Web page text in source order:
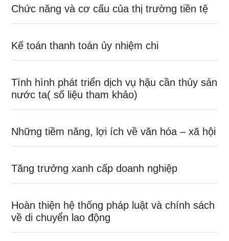
Chức năng và cơ cấu của thị trường tiền tệ
Kế toán thanh toán ủy nhiệm chi
Tình hình phát triển dịch vụ hậu cần thủy sản
nước ta( số liệu tham khảo)
Những tiềm năng, lợi ích về văn hóa – xã hội
Tăng trưởng xanh cấp doanh nghiệp
Hoàn thiện hệ thống pháp luật và chính sách
về di chuyển lao động